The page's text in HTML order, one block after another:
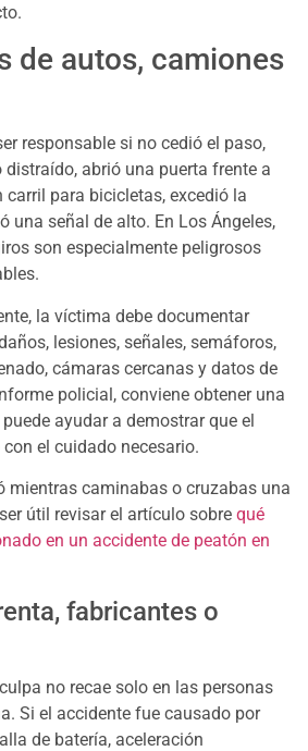
de autos, camiones
responsable si no cedió el paso,
abrió una puerta frente a
carril para bicicletas, excedió la
una señal de alto. En Los Ángeles,
son especialmente peligrosos
la víctima debe documentar
lesiones, señales, semáforos,
cámaras cercanas y datos de
policial, conviene obtener una
ayudar a demostrar que el
el cuidado necesario.
mientras caminabas o cruzabas una
útil revisar el artículo sobre qué
en un accidente de peatón en
fabricantes o
no recae solo en las personas
Si el accidente fue causado por
de batería, aceleración